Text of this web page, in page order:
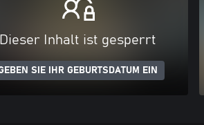
Dieser Inhalt ist gesperrt
SIE IHR GEBURTSDATUM EIN